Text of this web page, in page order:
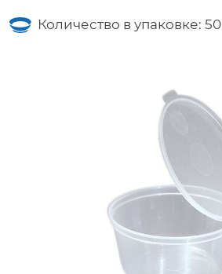
Количество в упаковке: 50